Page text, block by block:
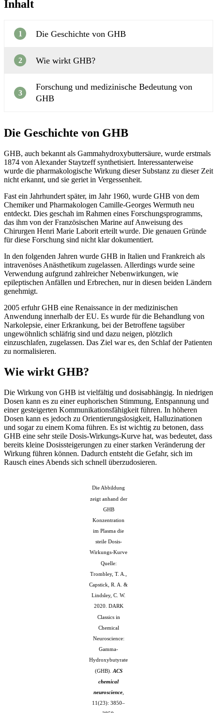
Inhalt
1 Die Geschichte von GHB
2 Wie wirkt GHB?
3
Forschung und medizinische Bedeutung von
GHB
Die Geschichte von GHB
GHB, auch bekannt als Gammahydroxybuttersäure, wurde erstmals
1874 von Alexander Staytzeff synthetisiert. Interessanterweise
wurde die pharmakologische Wirkung dieser Substanz zu dieser Zeit
nicht erkannt, und sie geriet in Vergessenheit.
Fast ein Jahrhundert später, im Jahr 1960, wurde GHB von dem
Chemiker und Pharmakologen Camille-Georges Wermuth neu
entdeckt. Dies geschah im Rahmen eines Forschungsprogramms,
das ihm von der Französischen Marine auf Anweisung des
Chirurgen Henri Marie Laborit erteilt wurde. Die genauen Gründe
für diese Forschung sind nicht klar dokumentiert.
In den folgenden Jahren wurde GHB in Italien und Frankreich als
intravenöses Anästhetikum zugelassen. Allerdings wurde seine
Verwendung aufgrund zahlreicher Nebenwirkungen, wie
epileptischen Anfällen und Erbrechen, nur in diesen beiden Ländern
genehmigt.
2005 erfuhr GHB eine Renaissance in der medizinischen
Anwendung innerhalb der EU. Es wurde für die Behandlung von
Narkolepsie, einer Erkrankung, bei der Betroffene tagsüber
ungewöhnlich schläfrig sind und dazu neigen, plötzlich
einzuschlafen, zugelassen. Das Ziel war es, den Schlaf der Patienten
zu normalisieren.
Wie wirkt GHB?
Die Wirkung von GHB ist vielfältig und dosisabhängig. In niedrigen
Dosen kann es zu einer euphorischen Stimmung, Entspannung und
einer gesteigerten Kommunikationsfähigkeit führen. In höheren
Dosen kann es jedoch zu Orientierungslosigkeit, Halluzinationen
und sogar zu einem Koma führen. Es ist wichtig zu betonen, dass
GHB eine sehr steile Dosis-Wirkungs-Kurve hat, was bedeutet, dass
bereits kleine Dosissteigerungen zu einer starken Veränderung der
Wirkung führen können. Dadurch entsteht die Gefahr, sich im
Rausch eines Abends sich schnell überzudosieren.
Die Abbildung
zeigt anhand der
GHB
Konzentration
im Plasma die
steile Dosis-
Wirkungs-Kurve
Quelle:
Trombley, T. A.,
Capstick, R. A. &
Lindsley, C. W.
2020. DARK
Classics in
Chemical
Neuroscience:
Gamma-
Hydroxybutyrate
(GHB). ACS
chemical
neuroscience,
11(23): 3850–